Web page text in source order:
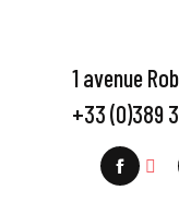
1 avenue
+33 (0)389